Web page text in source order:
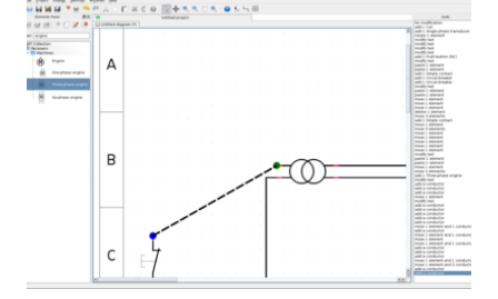
que contém essas fontes. Ao instalar o GNU/Linux abra o
terminal e execute o comando: $ sudo apt-get install ttf-
mscorefonts-installer Leia os termos de uso e avance
clicando em “Ok” Agora aceite os termos de uso clicando
em “Sim” Pronto agora abra o LibreOffice e veja se as
fontes Times New Roman, Arial estão instaladas. Caso
ocorra algum erro ou precisa reinstalar, execute: $ sudo
apt-get install --reinstall ttf-mscorefonts-installer